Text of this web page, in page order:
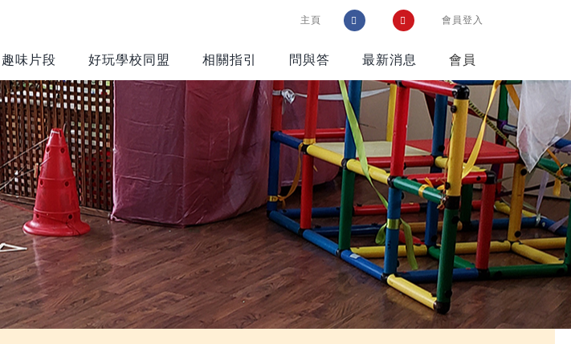
主頁 會員登入
遊戲設備及物
資推介
靈活鬆散物資
(Loose Parts)
裝置或家俱
(Equipment
and Furniture)
工具(Tools)
參考資料
遊戲在校園通訊
智樂資源配套
好書推介
網站推介
購物好去處
趣味片段 好玩學校同盟 相關指引 問與答 最新消息 會員